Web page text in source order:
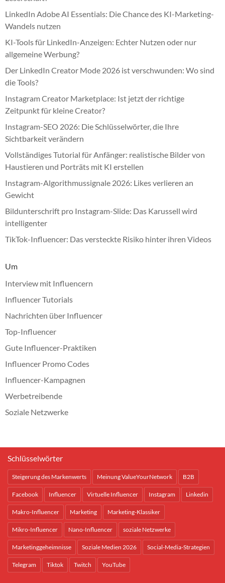
LinkedIn Adobe AI Essentials: Die Chance des KI-Marketing-
Wandels nutzen
KI-Tools für LinkedIn-Anzeigen: Echter Nutzen oder nur
allgemeine Werbung?
Der LinkedIn Creator Mode 2026 ist verschwunden: Wo sind
die Tools?
Instagram Creator Marketplace: Ist jetzt der richtige
Zeitpunkt für kleine Creator?
Instagram-SEO 2026: Die Schlüsselwörter, die Ihre
Sichtbarkeit verändern
Vollständiges Tutorial für Anfänger: realistische Bilder von
Haustieren und Porträts mit KI erstellen
Instagram-Algorithmussignale 2026: Likes verlieren an
Gewicht
Bildunterschrift pro Instagram-Slide: Das Karussell wird
intelligenter
TikTok-Influencer: Das versteckte Risiko hinter ihren Videos
Um
Interview mit Influencern
Influencer Tutorials
Nachrichten über Influencer
Top-Influencer
Gute Influencer-Praktiken
Influencer Promo Codes
Influencer-Kampagnen
Werbetreibende
Soziale Netzwerke
Schlüsselwörter
Steigerung des Markenwerts Meinung ValueYourNetwork B2B
Facebook Influencer Virtuelle Influencer Instagram Linkedin
Makro-Influencer Marketing Marketing-Klassiker
Mikro-Influencer Nano-Influencer soziale Netzwerke
Marketinggeheimnisse Soziale Medien 2026 Social-Media-Strategien
Telegram Tiktok Twitch YouTube